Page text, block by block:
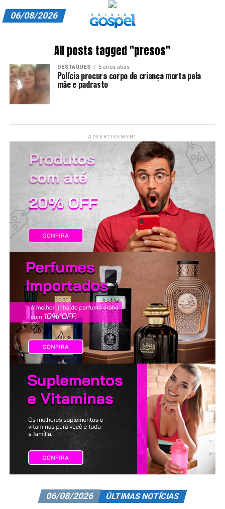
ASSINE
CARRINHO
EDITORIAL
EXPEDIENTE
FINALIZAR COMPRA
HOME
LANÇAMENTOS
06/08/2026
All posts tagged "presos"
DESTAQUES 5 anos atrás
Polícia procura corpo de criança morta pela
mãe e padrasto
ADVERTISEMENT
06/08/2026 ÚLTIMAS NOTÍCIAS